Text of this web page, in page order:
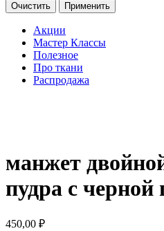
Очистить Применить
Акции
Мастер Классы
Полезное
Про ткани
Распродажа
манжет
пудра с черной
450,00 ₽